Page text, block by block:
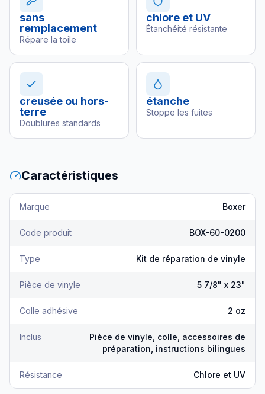
sans
remplacement
Répare la toile
chlore et UV
Étanchéité résistante
creusée ou hors-
terre
Doublures standards
étanche
Stoppe les fuites
Caractéristiques
Marque Boxer
Code produit BOX-60-0200
Type Kit de réparation de vinyle
Pièce de vinyle 5 7/8" x 23"
Colle adhésive 2 oz
Inclus
Pièce de vinyle, colle, accessoires de
préparation, instructions bilingues
Résistance Chlore et UV